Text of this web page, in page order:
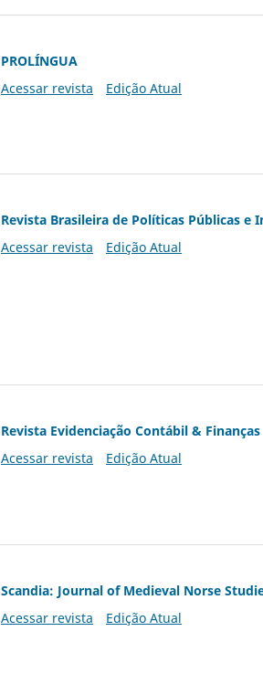
PROLÍNGUA
Acessar revista
Edição Atual
Revista Brasileira de Políticas Públicas e
Acessar revista
Edição Atual
Revista Evidenciação Contábil & Finanças
Acessar revista
Edição Atual
Scandia: Journal of Medieval Norse
Acessar revista
Edição Atual